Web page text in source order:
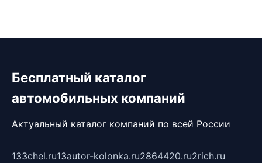
Бесплатный каталог
автомобильных компаний
Актуальный каталог компаний по всей России
133chel.ru13autor-kolonka.ru2864420.ru2rich.ru